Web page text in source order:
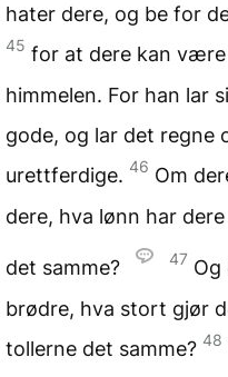
hater dere, og be for
45 for at dere kan være
himmelen. For han lar
gode, og lar det regne
urettferdige. 46 Om
dere, hva lønn har
det samme? 47 Og
brødre, hva stort gjør
tollerne det samme? 48